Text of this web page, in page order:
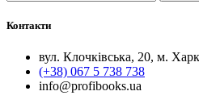
Контакти
вул. Клочківська, 20, м.
(+38) 067 5 738 738
info@profibooks.ua